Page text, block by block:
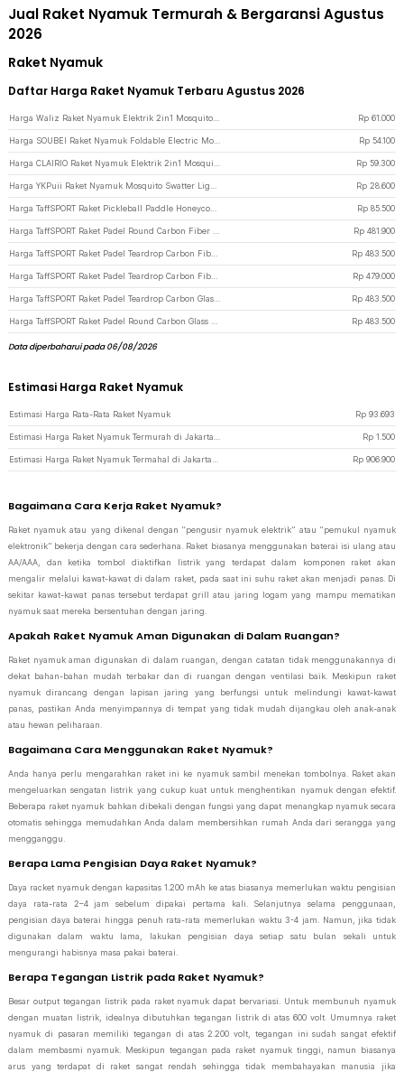
Jual Raket Nyamuk Termurah & Bergaransi Agustus
2026
Raket Nyamuk
Daftar Harga Raket Nyamuk Terbaru Agustus 2026
Rp 61.000
Rp 54.100
Rp 59.300
Rp 28.600
Rp 85.500
Rp 481.900
Rp 483.500
Rp 479.000
Rp 483.500
Rp 483.500
Data diperbaharui pada 06/08/2026
Estimasi Harga Raket Nyamuk
Estimasi Harga Rata-Rata Raket Nyamuk Rp 93.693
Rp 1.500
Rp 906.900
Bagaimana Cara Kerja Raket Nyamuk?
Raket nyamuk atau yang dikenal dengan “pengusir nyamuk elektrik” atau “pemukul nyamuk
elektronik” bekerja dengan cara sederhana. Raket biasanya menggunakan baterai isi ulang atau
AA/AAA, dan ketika tombol diaktifkan listrik yang terdapat dalam komponen raket akan
mengalir melalui kawat-kawat di dalam raket, pada saat ini suhu raket akan menjadi panas. Di
sekitar kawat-kawat panas tersebut terdapat grill atau jaring logam yang mampu mematikan
nyamuk saat mereka bersentuhan dengan jaring.
Apakah Raket Nyamuk Aman Digunakan di Dalam Ruangan?
Raket nyamuk aman digunakan di dalam ruangan, dengan catatan tidak menggunakannya di
dekat bahan-bahan mudah terbakar dan di ruangan dengan ventilasi baik. Meskipun raket
nyamuk dirancang dengan lapisan jaring yang berfungsi untuk melindungi kawat-kawat
panas, pastikan Anda menyimpannya di tempat yang tidak mudah dijangkau oleh anak-anak
atau hewan peliharaan.
Bagaimana Cara Menggunakan Raket Nyamuk?
Anda hanya perlu mengarahkan raket ini ke nyamuk sambil menekan tombolnya. Raket akan
mengeluarkan sengatan listrik yang cukup kuat untuk menghentikan nyamuk dengan efektif.
Beberapa raket nyamuk bahkan dibekali dengan fungsi yang dapat menangkap nyamuk secara
otomatis sehingga memudahkan Anda dalam membersihkan rumah Anda dari serangga yang
mengganggu.
Berapa Lama Pengisian Daya Raket Nyamuk?
Daya racket nyamuk dengan kapasitas 1.200 mAh ke atas biasanya memerlukan waktu pengisian
daya rata-rata 2–4 jam sebelum dipakai pertama kali. Selanjutnya selama penggunaan,
pengisian daya baterai hingga penuh rata-rata memerlukan waktu 3-4 jam. Namun, jika tidak
digunakan dalam waktu lama, lakukan pengisian daya setiap satu bulan sekali untuk
mengurangi habisnya masa pakai baterai.
Berapa Tegangan Listrik pada Raket Nyamuk?
Besar output tegangan listrik pada raket nyamuk dapat bervariasi. Untuk membunuh nyamuk
dengan muatan listrik, idealnya dibutuhkan tegangan listrik di atas 600 volt. Umumnya raket
nyamuk di pasaran memiliki tegangan di atas 2.200 volt, tegangan ini sudah sangat efektif
dalam membasmi nyamuk. Meskipun tegangan pada raket nyamuk tinggi, namun biasanya
arus yang terdapat di raket sangat rendah sehingga tidak membahayakan manusia jika